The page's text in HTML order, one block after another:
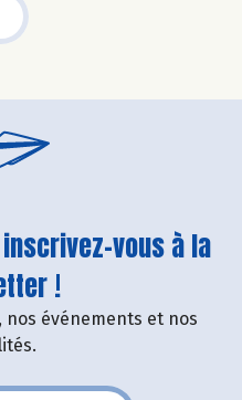
vous à la
!
événements et nos